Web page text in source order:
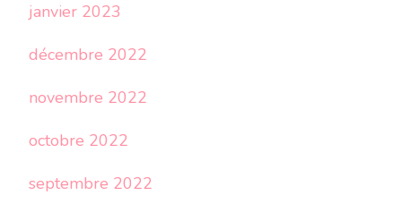
janvier 2023
décembre 2022
novembre 2022
octobre 2022
septembre 2022